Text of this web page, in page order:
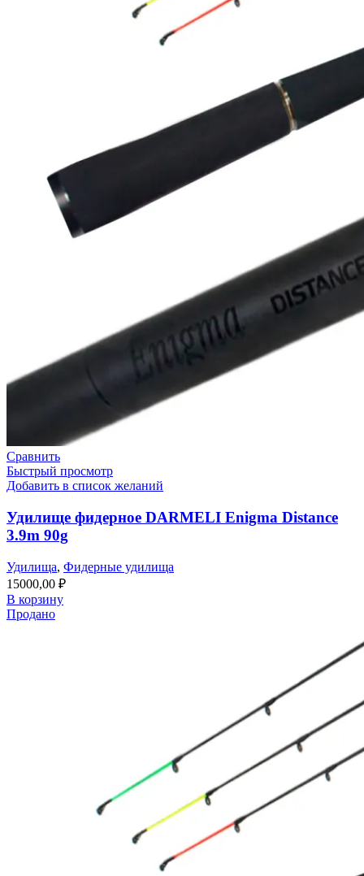
Сравнить
Быстрый просмотр
Добавить в список желаний
Удилище фидерное DARMELI Enigma Distance
3.9m 90g
Удилища, Фидерные удилища
15000,00 ₽
В корзину
Продано